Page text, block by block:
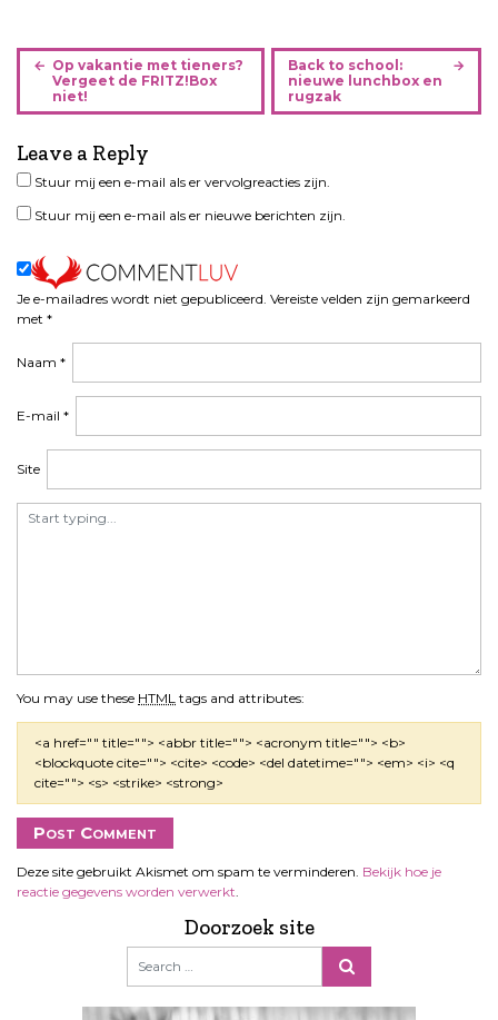
B
r
c
h
t
v
i
g
a
e
Op vakantie met tieners?
Vergeet de FRITZ!Box
niet!
Back to school:
nieuwe lunchbox en
rugzak
Leave a Reply
Je e-mailadres wordt niet gepubliceerd. Vereiste velden zijn gemarkeerd
met *
You may use these HTML tags and attributes:
<a href="" title=""> <abbr title=""> <acronym title=""> <b>
<blockquote cite=""> <cite> <code> <del datetime=""> <em> <i> <q
cite=""> <s> <strike> <strong>
Naam *
E-mail *
Site
Stuur mij een e-mail als er vervolgreacties zijn.
Stuur mij een e-mail als er nieuwe berichten zijn.
Deze site gebruikt Akismet om spam te verminderen. Bekijk hoe je
reactie gegevens worden verwerkt
Doorzoek site